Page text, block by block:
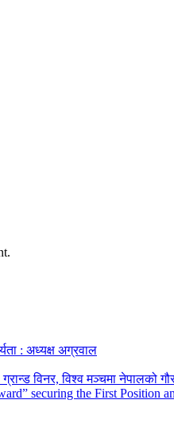
: अध्यक्ष अग्रवाल
विनर, विश्व मञ्चमा नेपालको
securing the First Position